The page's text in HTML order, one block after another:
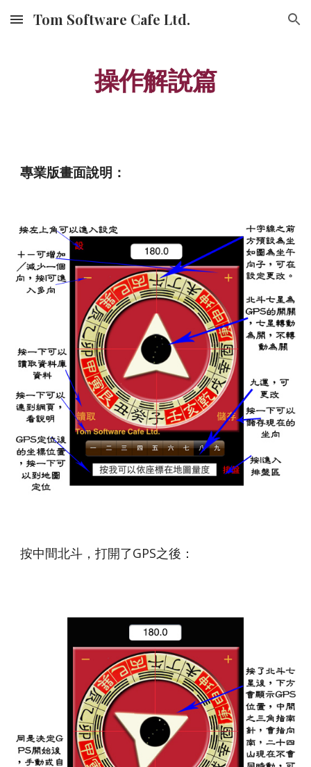
Skip to main content Skip to navigation
Tom Software Cafe Ltd.
操作解說篇
專業版畫面說明：
按中間北斗，打開了GPS之後：